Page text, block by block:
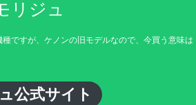
リジュ
ですが、ケノンの旧モデルなので、今買う意味は
公式サイト